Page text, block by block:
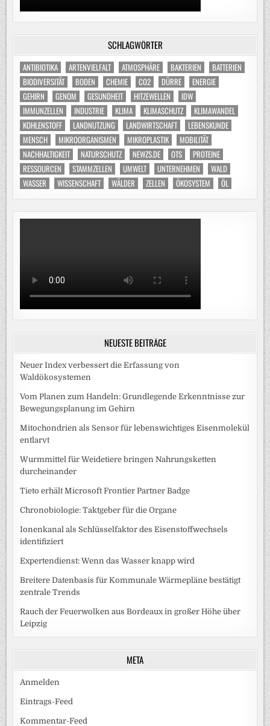
SCHLAGWÖRTER
ANTIBIOTIKA ARTENVIELFALT ATMOSPHÄRE BAKTERIEN
BATTERIEN
BIODIVERSITÄT
BODEN CHEMIE CO2 DÜRRE
ENERGIE
GEHIRN
GENOM GESUNDHEIT HITZEWELLEN
IDW
IMMUNZELLEN
INDUSTRIE KLIMA KLIMASCHUTZ
KLIMAWANDEL
KOHLENSTOFF
LANDNUTZUNG LANDWIRTSCHAFT
LEBENSKUNDE
MENSCH
MIKROORGANISMEN MIKROPLASTIK
MOBILITÄT
NACHHALTIGKEIT
NATURSCHUTZ NEWZS.DE OTS
PROTEINE
RESSOURCEN
STAMMZELLEN UMWELT UNTERNEHMEN
WALD
WASSER
WISSENSCHAFT WÄLDER ZELLEN ÖKOSYSTEM ÖL
NEUESTE BEITRÄGE
Neuer Index verbessert die Erfassung von
Waldökosystemen
Vom Planen zum Handeln: Grundlegende Erkenntnisse zur
Bewegungsplanung im Gehirn
Mitochondrien als Sensor für lebenswichtiges Eisenmolekül
entlarvt
Wurmmittel für Weidetiere bringen Nahrungsketten
durcheinander
Tieto erhält Microsoft Frontier Partner Badge
Chronobiologie: Taktgeber für die Organe
Ionenkanal als Schlüsselfaktor des Eisenstoffwechsels
identifiziert
Expertendienst: Wenn das Wasser knapp wird
Breitere Datenbasis für Kommunale Wärmepläne bestätigt
zentrale Trends
Rauch der Feuerwolken aus Bordeaux in großer Höhe über
Leipzig
META
Anmelden
Eintrags-Feed
Kommentar-Feed